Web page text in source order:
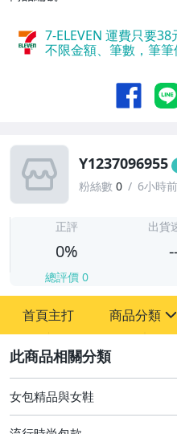
7-ELEVEN 運費只要38
不限金額、筆數，筆筆
Y1237096955
粉絲數 0 6小時
正評
0%
總評價 0
出貨
首頁主打 商品分類
圖書/影音/文具
女包精品與女鞋